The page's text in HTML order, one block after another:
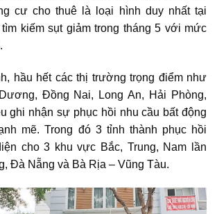
cư cho thuê là loại hình duy nhất tại
kiếm sụt giảm trong tháng 5 với mức
hầu hết các thị trường trọng điểm như
Đồng Nai, Long An, Hải Phòng,
ghi nhận sự phục hồi nhu cầu bất động
mẽ. Trong đó 3 tỉnh thành phục hồi
cho 3 khu vực Bắc, Trung, Nam lần
Đà Nẵng và Bà Rịa – Vũng Tàu.